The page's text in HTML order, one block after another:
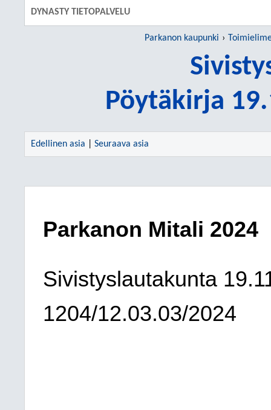
DYNASTY TIETOPALVELU
Parkanon kaupunki
Pöytäkirja
Edellinen asia Seuraava asia
Parkanon Mitali 2024
Sivistyslautakunta
1204/12.03.03/2024